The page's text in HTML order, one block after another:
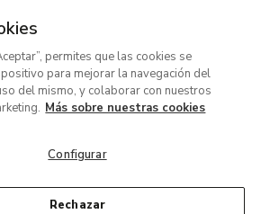
Ruta
de
#Thyssenmultimedia
intimidad
Solana, comisario de la exposición
permites que las cookies se
para mejorar la navegación del
del mismo, y colaborar con nuestros
Más sobre nuestras cookies
Configurar
Rechazar